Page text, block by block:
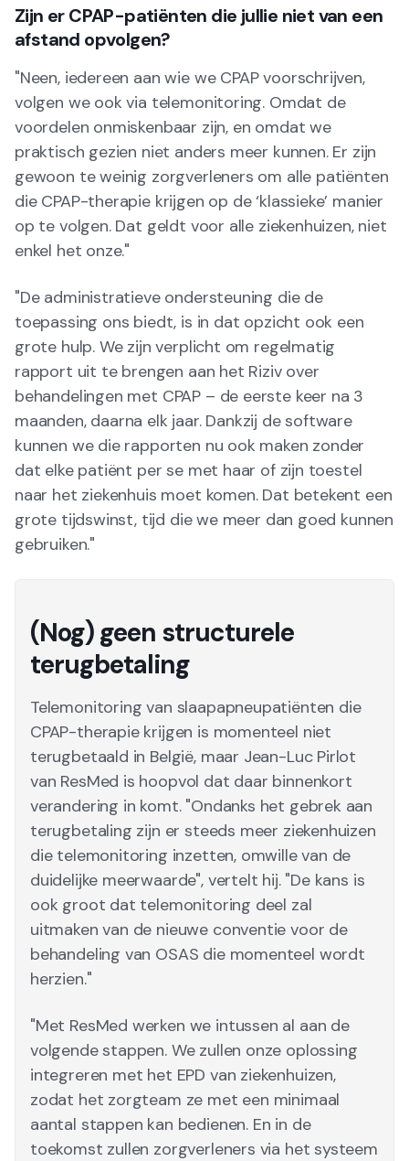
Zijn er CPAP-patiënten die jullie niet van een
afstand opvolgen?
"Neen, iedereen aan wie we CPAP voorschrijven,
volgen we ook via telemonitoring. Omdat de
voordelen onmiskenbaar zijn, en omdat we
praktisch gezien niet anders meer kunnen. Er zijn
gewoon te weinig zorgverleners om alle patiënten
die CPAP-therapie krijgen op de ‘klassieke’ manier
op te volgen. Dat geldt voor alle ziekenhuizen, niet
enkel het onze."
"De administratieve ondersteuning die de
toepassing ons biedt, is in dat opzicht ook een
grote hulp. We zijn verplicht om regelmatig
rapport uit te brengen aan het Riziv over
behandelingen met CPAP – de eerste keer na 3
maanden, daarna elk jaar. Dankzij de software
kunnen we die rapporten nu ook maken zonder
dat elke patiënt per se met haar of zijn toestel
naar het ziekenhuis moet komen. Dat betekent een
grote tijdswinst, tijd die we meer dan goed kunnen
gebruiken."
(Nog) geen structurele
terugbetaling
Telemonitoring van slaapapneupatiënten die
CPAP-therapie krijgen is momenteel niet
terugbetaald in België, maar Jean-Luc Pirlot
van ResMed is hoopvol dat daar binnenkort
verandering in komt. "Ondanks het gebrek aan
terugbetaling zijn er steeds meer ziekenhuizen
die telemonitoring inzetten, omwille van de
duidelijke meerwaarde", vertelt hij. "De kans is
ook groot dat telemonitoring deel zal
uitmaken van de nieuwe conventie voor de
behandeling van OSAS die momenteel wordt
herzien."
"Met ResMed werken we intussen al aan de
volgende stappen. We zullen onze oplossing
integreren met het EPD van ziekenhuizen,
zodat het zorgteam ze met een minimaal
aantal stappen kan bedienen. En in de
toekomst zullen zorgverleners via het systeem